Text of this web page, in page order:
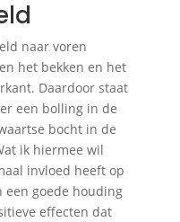
naar voren
het bekken en het
Daardoor staat
een bolling in de
bocht in de
ik hiermee wil
invloed heeft op
een goede houding
effecten dat